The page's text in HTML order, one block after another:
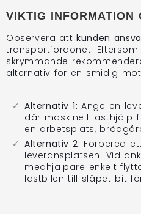
VIKTIG INFORMATION
Observera attkunden
transportfordonet.
skrymmande
alternativ för en smidig
Alternativ 1: Ange en
där maskinell lasthjälp
en arbetsplats,
Alternativ 2: Förbered
leveransplatsen. Vid
medhjälpare enkelt
lastbilen till släpet bit